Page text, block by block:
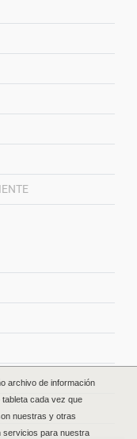
archivo de información
cada vez que
nuestras y otras
servicios para nuestra